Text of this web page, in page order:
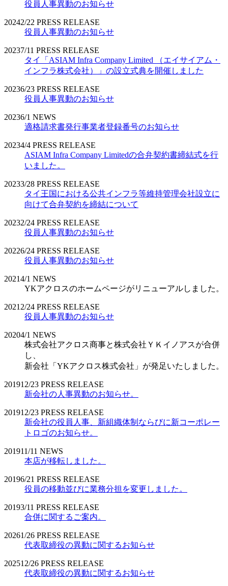
役員人事異動のお知らせ
20242/22 PRESS RELEASE
役員人事異動のお知らせ
20237/11 PRESS RELEASE
タイ「ASIAM Infra Company Limited （エイサイアム・
インフラ株式会社）」の設立式典を開催しました
20236/23 PRESS RELEASE
役員人事異動のお知らせ
20236/1 NEWS
適格請求書発行事業者登録番号のお知らせ
20234/4 PRESS RELEASE
ASIAM Infra Company Limitedの合弁契約書締結式を行
いました。
20233/28 PRESS RELEASE
タイ王国における公共インフラ等維持管理会社設立に
向けて合弁契約を締結について
20232/24 PRESS RELEASE
役員人事異動のお知らせ
20226/24 PRESS RELEASE
役員人事異動のお知らせ
20214/1 NEWS
YKアクロスのホームページがリニューアルしました。
2021 2/24 PRESS RELEASE
役員人事異動のお知らせ
20204/1 NEWS
株式会社アクロス商事と株式会社ＹＫイノアスが合併
し、
新会社「YKアクロス株式会社」が発足いたしました。
201912/23 PRESS RELEASE
新会社の人事異動のお知らせ。
201912/23 PRESS RELEASE
新会社の役員人事、新組織体制ならびに新コーポレー
トロゴのお知らせ。
201911/11 NEWS
本店が移転しました。
20196/21 PRESS RELEASE
役員の移動並びに業務分担を変更しました。
20193/11 PRESS RELEASE
合併に関するご案内。
20261/26 PRESS RELEASE
代表取締役の異動に関するお知らせ
202512/26 PRESS RELEASE
代表取締役の異動に関するお知らせ